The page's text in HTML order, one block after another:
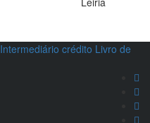
Intermediário crédito Livro de